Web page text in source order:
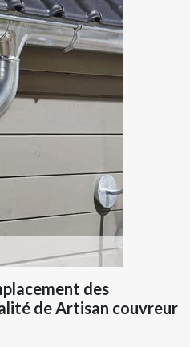
des
de Artisan couvreur